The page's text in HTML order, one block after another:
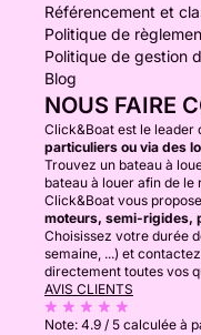
Référencement et
Politique de
Politique de gestion
Blog
NOUS FAIRE
Click&Boat est le leader
particuliers ou via des
Trouvez un bateau à
bateau à louer afin de le
Click&Boat vous
moteurs, semi-rigides,
Choisissez votre durée
semaine, ...) et
directement toutes vos
AVIS CLIENTS
Note: 4.9 / 5 calculée à